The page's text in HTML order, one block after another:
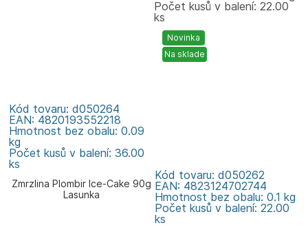
Kód tovaru: d050264
EAN: 4820193552218
Hmotnost bez obalu: 0.09
kg
Počet kusů v balení: 36.00
ks
Zmrzlina Plombir Ice-Cake 90g
Lasunka
Počet kusů v balení: 22.00
ks
Novinka
Na sklade
Kód tovaru: d050262
EAN: 4823124702744
Hmotnost bez obalu: 0.1 kg
Počet kusů v balení: 22.00
ks